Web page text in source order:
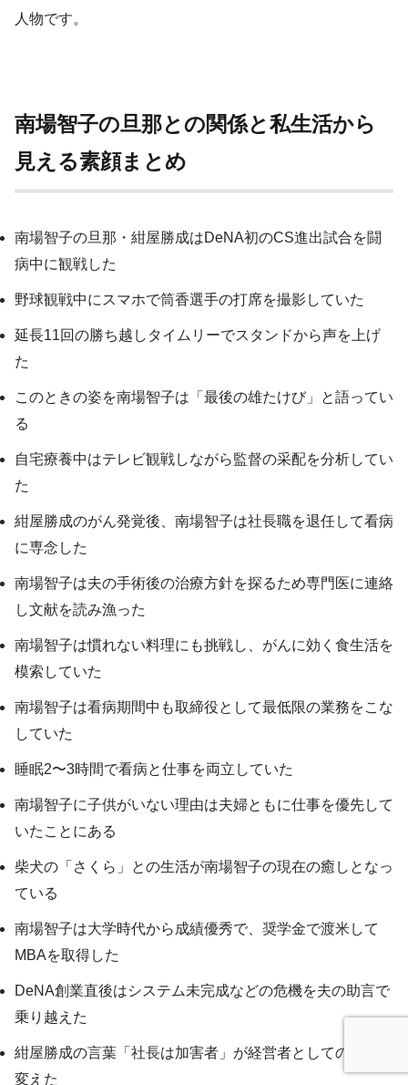
人物です。
南場智子の旦那との関係と私生活から
見える素顔まとめ
南場智子の旦那・紺屋勝成はDeNA初のCS進出試合を闘
病中に観戦した
野球観戦中にスマホで筒香選手の打席を撮影していた
延長11回の勝ち越しタイムリーでスタンドから声を上げ
た
このときの姿を南場智子は「最後の雄たけび」と語ってい
る
自宅療養中はテレビ観戦しながら監督の采配を分析してい
た
紺屋勝成のがん発覚後、南場智子は社長職を退任して看病
に専念した
南場智子は夫の手術後の治療方針を探るため専門医に連絡
し文献を読み漁った
南場智子は慣れない料理にも挑戦し、がんに効く食生活を
模索していた
南場智子は看病期間中も取締役として最低限の業務をこな
していた
睡眠2〜3時間で看病と仕事を両立していた
南場智子に子供がいない理由は夫婦ともに仕事を優先して
いたことにある
柴犬の「さくら」との生活が南場智子の現在の癒しとなっ
ている
南場智子は大学時代から成績優秀で、奨学金で渡米して
MBAを取得した
DeNA創業直後はシステム未完成などの危機を夫の助言で
乗り越えた
紺屋勝成の言葉「社長は加害者」が経営者としての意識を
変えた